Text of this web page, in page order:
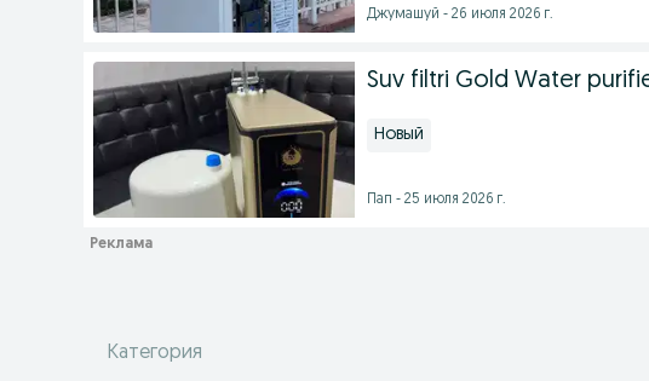
Джумашуй - 26 июля 2026 г.
Suv filtri Gold Water
Новый
Пап - 25 июля 2026 г.
Категория